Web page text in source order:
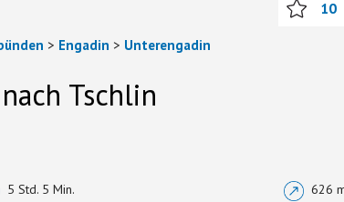
10
> Engadin > Unterengadin
Tschlin
5 Std. 5 Min. 626